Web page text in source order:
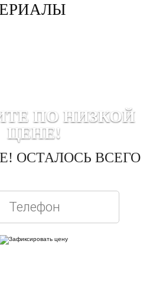
ПО НИЗКОЙ
ЦЕНЕ!
ОСТАЛОСЬ ВСЕГО